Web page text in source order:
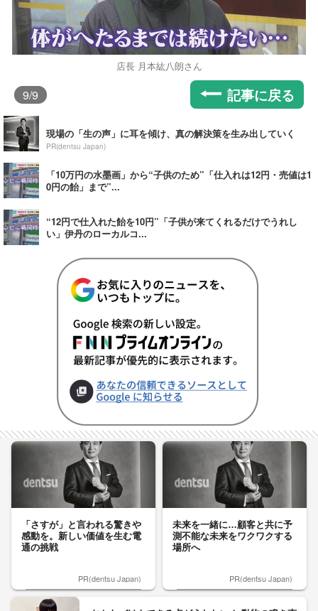
店長 月本紘八朗さん
9/9 記事に戻る
現場の「生の声」に耳を傾け、真の解決策を生み出していく
PR(dentsu Japan)
「10万円の水墨画」から“子供のため”「仕入れは12円・売値は1
0円の飴」まで”...
“12円で仕入れた飴を10円”「子供が来てくれるだけでうれし
い」伊丹のローカルコ...
「さすが」と言われる驚きや
感動を。新しい価値を生む電
通の挑戦
PR(dentsu Japan)
未来を一緒に…顧客と共に予
測不能な未来をワクワクする
場所へ
PR(dentsu Japan)